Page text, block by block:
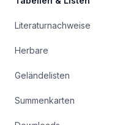
Literaturnachweise
Herbare
Geländelisten
Summenkarten